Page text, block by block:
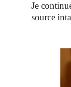
Je
source